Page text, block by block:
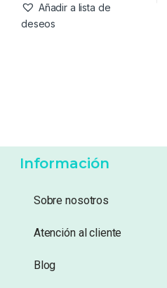
Añadir a lista de
deseos
Información
Sobre nosotros
Atención al cliente
Blog